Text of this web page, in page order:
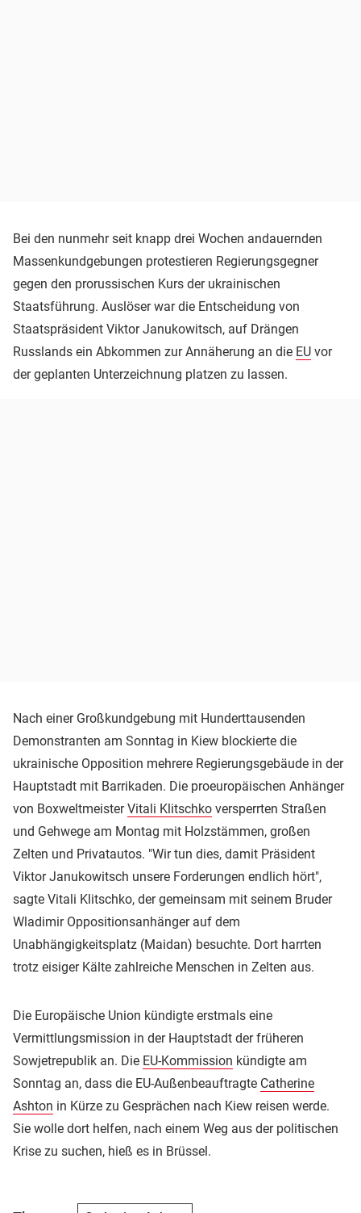
Bei den nunmehr seit knapp drei Wochen andauernden
Massenkundgebungen protestieren Regierungsgegner
gegen den prorussischen Kurs der ukrainischen
Staatsführung. Auslöser war die Entscheidung von
Staatspräsident Viktor Janukowitsch, auf Drängen
Russlands ein Abkommen zur Annäherung an die EU vor
der geplanten Unterzeichnung platzen zu lassen.
Nach einer Großkundgebung mit Hunderttausenden
Demonstranten am Sonntag in Kiew blockierte die
ukrainische Opposition mehrere Regierungsgebäude in der
Hauptstadt mit Barrikaden. Die proeuropäischen Anhänger
von BoxweltmeisterVitali Klitschko versperrten Straßen
und Gehwege am Montag mit Holzstämmen, großen
Zelten und Privatautos. "Wir tun dies, damit Präsident
Viktor Janukowitsch unsere Forderungen endlich hört",
sagte Vitali Klitschko, der gemeinsam mit seinem Bruder
Wladimir Oppositionsanhänger auf dem
Unabhängigkeitsplatz (Maidan) besuchte. Dort harrten
trotz eisiger Kälte zahlreiche Menschen in Zelten aus.
Die Europäische Union kündigte erstmals eine
Vermittlungsmission in der Hauptstadt der früheren
Sowjetrepublik an. Die EU-Kommission kündigte am
Sonntag an, dass die EU-Außenbeauftragte Catherine
Ashton in Kürze zu Gesprächen nach Kiew reisen werde.
Sie wolle dort helfen, nach einem Weg aus der politischen
Krise zu suchen, hieß es in Brüssel.